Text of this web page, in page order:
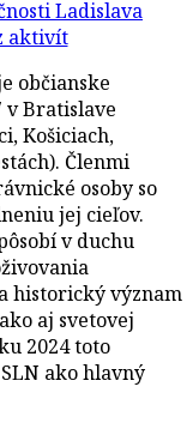
Ladislava
aktivít
občianske
v Bratislave
Košiciach,
Členmi
osoby so
jej cieľov.
v duchu
historický význam
aj svetovej
2024 toto
ako hlavný